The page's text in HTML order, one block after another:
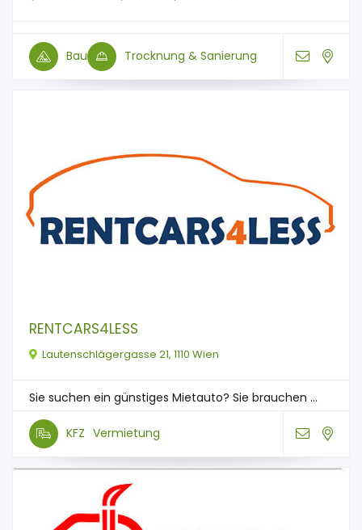
Bau Trocknung & Sanierung
RENTCARS4LESS
Lautenschlägergasse 21, 1110 Wien
Sie suchen ein günstiges Mietauto? Sie brauchen ...
KFZ Vermietung